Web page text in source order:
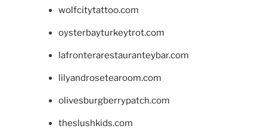
wolfcitytattoo.com
oysterbayturkeytrot.com
lafronterarestauranteybar.com
lilyandrosetearoom.com
olivesburgberrypatch.com
theslushkids.com